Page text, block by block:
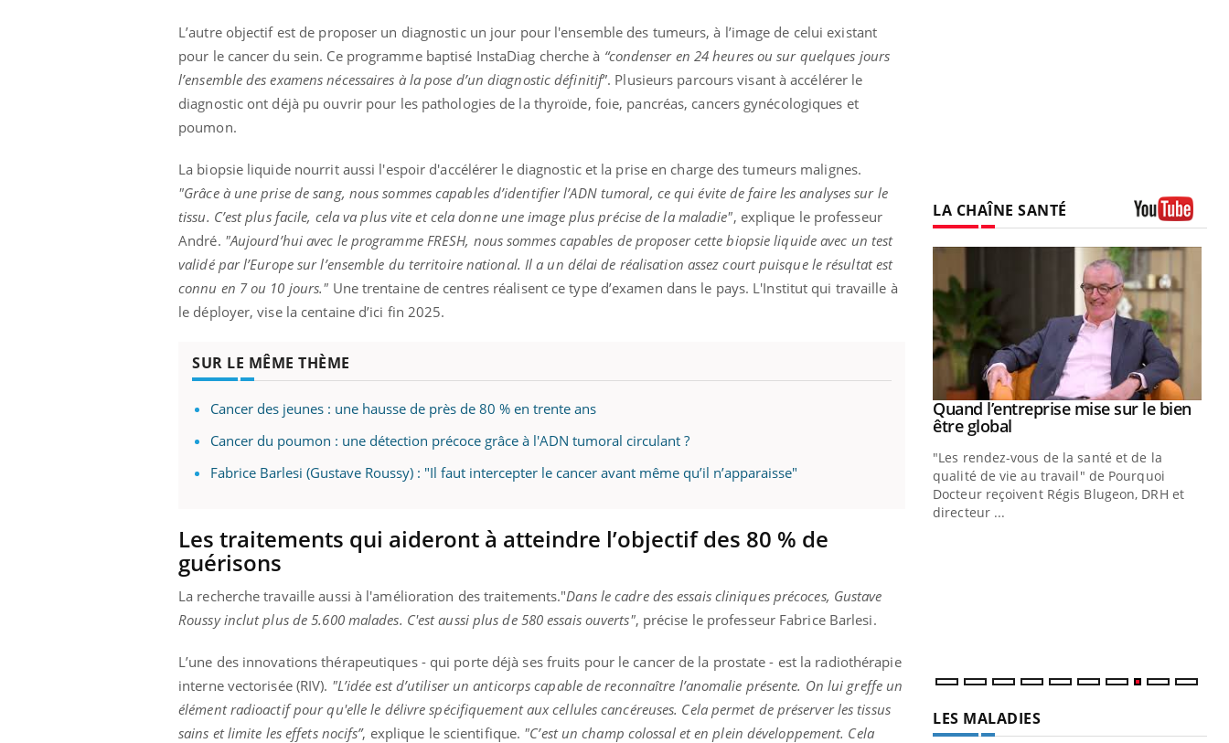
L’autre objectif est de proposer un diagnostic un jour pour l'ensemble des tumeurs, à l’image de celui existant
pour le cancer du sein. Ce programme baptisé InstaDiag cherche à “condenser en 24 heures ou sur quelques jours
l’ensemble des examens nécessaires à la pose d’un diagnostic définitif”. Plusieurs parcours visant à accélérer le
diagnostic ont déjà pu ouvrir pour les pathologies de la thyroïde, foie, pancréas, cancers gynécologiques et
poumon.
La biopsie liquide nourrit aussi l'espoir d'accélérer le diagnostic et la prise en charge des tumeurs malignes.
"Grâce à une prise de sang, nous sommes capables d’identifier l’ADN tumoral, ce qui évite de faire les analyses sur le
tissu. C’est plus facile, cela va plus vite et cela donne une image plus précise de la maladie", explique le professeur
André. "Aujourd’hui avec le programme FRESH, nous sommes capables de proposer cette biopsie liquide avec un test
validé par l’Europe sur l’ensemble du territoire national. Il a un délai de réalisation assez court puisque le résultat est
connu en 7 ou 10 jours." Une trentaine de centres réalisent ce type d’examen dans le pays. L'Institut qui travaille à
le déployer, vise la centaine d’ici fin 2025.
SUR LE MÊME THÈME
Cancer des jeunes : une hausse de près de 80 % en trente ans
Cancer du poumon : une détection précoce grâce à l'ADN tumoral circulant ?
Fabrice Barlesi (Gustave Roussy) : "Il faut intercepter le cancer avant même qu’il n’apparaisse"
Les traitements qui aideront à atteindre l’objectif des 80 % de
guérisons
La recherche travaille aussi à l'amélioration des traitements."Dans le cadre des essais cliniques précoces, Gustave
Roussy inclut plus de 5.600 malades. C'est aussi plus de 580 essais ouverts", précise le professeur Fabrice Barlesi.
L’une des innovations thérapeutiques - qui porte déjà ses fruits pour le cancer de la prostate - est la radiothérapie
interne vectorisée (RIV). "L’idée est d’utiliser un anticorps capable de reconnaître l’anomalie présente. On lui greffe un
élément radioactif pour qu'elle le délivre spécifiquement aux cellules cancéreuses. Cela permet de préserver les tissus
sains et limite les effets nocifs”, explique le scientifique. "C’est un champ colossal et en plein développement. Cela
LA CHAÎNE SANTÉ
Diabète & Ramadan 2026Youtube
Le Ramadan approche, et, pour de
diabète, c'est une période de questions, de
Youtube
Un « jumeau numérique » pour
préventiveYoutube
Un établissement lié à un groupe
numérique » permet ...
Youtube
Coup de food sur le diabète, c'est votre
bouscule les idées reçues ! Dans cet
Youtube
Quand l’entreprise mise sur le bien
être globalYoutube
"Les rendez-vous de la santé et de la
qualité de vie au travail" de Pourquoi
Docteur reçoivent Régis Blugeon, DRH et
directeur ...
LES MALADIES